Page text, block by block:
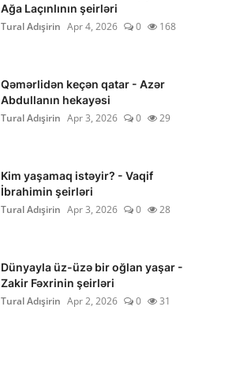
Ağa Laçınlının şeirləri
Tural Adışirin Apr 4, 2026 0 168
Qəmərlidən keçən qatar - Azər
Abdullanın hekayəsi
Tural Adışirin Apr 3, 2026 0 29
Kim yaşamaq istəyir? - Vaqif
İbrahimin şeirləri
Tural Adışirin Apr 3, 2026 0 28
Dünyayla üz-üzə bir oğlan yaşar -
Zakir Fəxrinin şeirləri
Tural Adışirin Apr 2, 2026 0 31